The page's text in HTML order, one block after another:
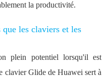
la productivité.
les claviers et les
plein potentiel lorsqu'il est
clavier Glide de Huawei sert à